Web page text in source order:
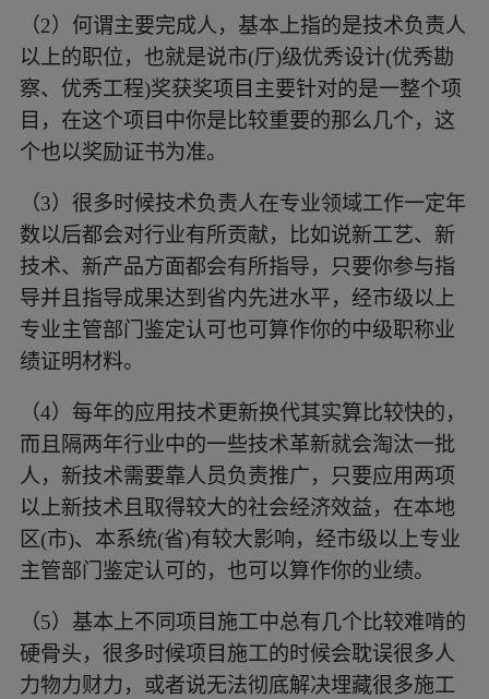
（2）何谓主要完成人，基本上指的是技术负责人
以上的职位，也就是说市(厅)级优秀设计(优秀勘
察、优秀工程)奖获奖项目主要针对的是一整个项
目，在这个项目中你是比较重要的那么几个，这
个也以奖励证书为准。
（3）很多时候技术负责人在专业领域工作一定年
数以后都会对行业有所贡献，比如说新工艺、新
技术、新产品方面都会有所指导，只要你参与指
导并且指导成果达到省内先进水平，经市级以上
专业主管部门鉴定认可也可算作你的中级职称业
绩证明材料。
（4） 每年的应用技术更新换代其实算比较快的，
而且隔两年行业中的一些技术革新就会淘汰一批
人，新技术需要靠人员负责推广，只要应用两项
以上新技术且取得较大的社会经济效益，在本地
区(市)、本系统(省)有较大影响，经市级以上专业
主管部门鉴定认可的，也可以算作你的业绩。
（5）基本上不同项目施工中总有几个比较难啃的
硬骨头，很多时候项目施工的时候会耽误很多人
力物力财力，或者说无法彻底解决埋藏很多施工